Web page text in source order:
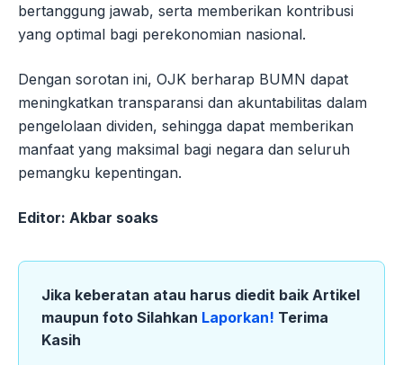
bertanggung jawab, serta memberikan kontribusi
yang optimal bagi perekonomian nasional.
Dengan sorotan ini, OJK berharap BUMN dapat
meningkatkan transparansi dan akuntabilitas dalam
pengelolaan dividen, sehingga dapat memberikan
manfaat yang maksimal bagi negara dan seluruh
pemangku kepentingan.
Editor: Akbar soaks
Jika keberatan atau harus diedit baik Artikel
maupun foto Silahkan Laporkan! Terima
Kasih